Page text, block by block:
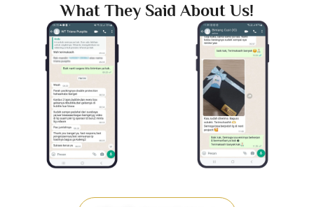
What They Said About Us!